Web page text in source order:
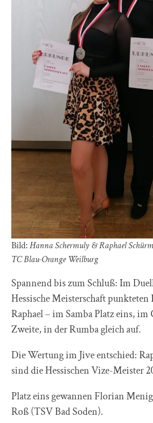
Bild:Hanna Schermuly & Raphael
TC Blau-Orange Weilburg
Spannend bis zum Schluß: Im
Hessische Meisterschaft punkteten
Raphael – im Samba Platz eins, im
Zweite, in der Rumba gleich auf.
Die Wertung im Jive entschied:
sind die Hessischen Vize-Meister
Platz eins gewannen Florian
Roß (TSV Bad Soden).